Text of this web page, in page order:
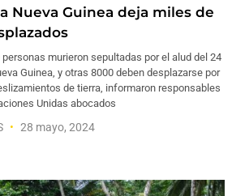
Nueva Guinea deja miles de
personas murieron sepultadas por el alud del 24
Guinea, y otras 8000 deben desplazarse por
de tierra, informaron responsables
Unidas abocados
28 mayo, 2024